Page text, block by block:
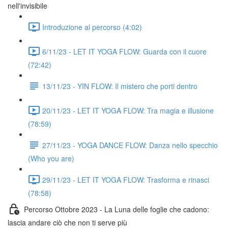
nell'invisibile
Introduzione al percorso (4:02)
6/11/23 - LET IT YOGA FLOW: Guarda con il cuore
(72:42)
13/11/23 - YIN FLOW: Il mistero che porti dentro
20/11/23 - LET IT YOGA FLOW: Tra magia e illusione
(78:59)
27/11/23 - YOGA DANCE FLOW: Danza nello specchio
(Who you are)
29/11/23 - LET IT YOGA FLOW: Trasforma e rinasci
(78:58)
Percorso Ottobre 2023 - La Luna delle foglie che cadono:
lascia andare ciò che non ti serve più